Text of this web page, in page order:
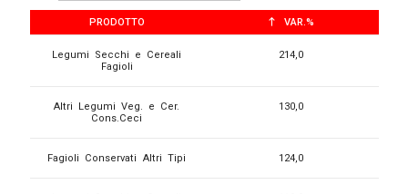
PRODOTTO VAR.%
Legumi Secchi e Cereali
Fagioli
214,0
Altri Legumi Veg. e Cer.
Cons.Ceci
130,0
Fagioli Conservati Altri Tipi 124,0